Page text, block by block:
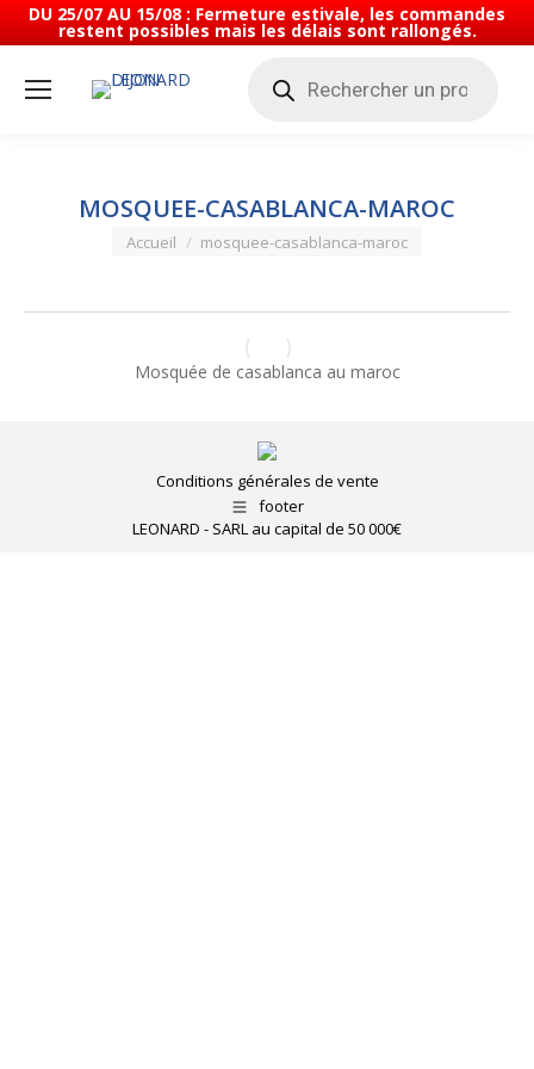
DU 25/07 AU 15/08 : Fermeture estivale, les commandes
restent possibles mais les délais sont rallongés.
produits
MOSQUEE-CASABLANCA-MAROC
Vous êtes ici :
Accueil mosquee-casablanca-maroc
Mosquée de casablanca au maroc
Conditions générales de vente
footer
LEONARD - SARL au capital de 50 000€